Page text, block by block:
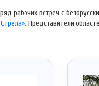
рабочих встреч с
Представители